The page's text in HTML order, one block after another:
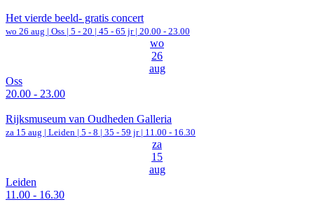
Het vierde beeld- gratis concert
wo 26 aug | Oss | 5 - 20 | 45 - 65 jr | 20.00 - 23.00
wo
26
aug
Oss
20.00 - 23.00
Rijksmuseum van Oudheden Galleria
za 15 aug | Leiden | 5 - 8 | 35 - 59 jr | 11.00 - 16.30
za
15
aug
Leiden
11.00 - 16.30